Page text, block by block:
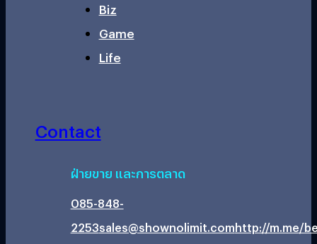
Biz
Game
Life
Contact
ฝ่ายขาย และการตลาด
085-848-
2253sales@shownolimit.comhttp://m.me/